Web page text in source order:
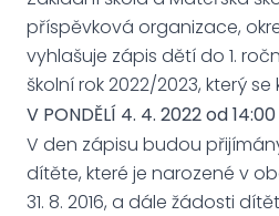
příspěvková organizace,
vyhlašuje zápis dětí do 1.
školní rok 2022/2023, který se
V PONDĚLÍ 4. 4. 2022 od
V den zápisu budou
dítěte, které je narozené v
31. 8. 2016, a dále žádosti